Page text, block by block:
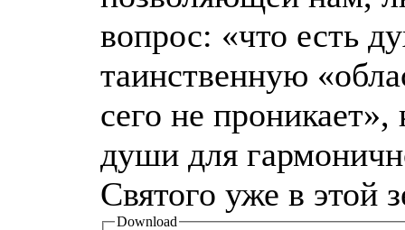
вопрос: «что есть
таинственную
сего не проникает»,
души для
Святого уже в этой
Download